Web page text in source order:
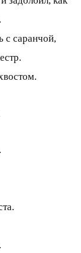
с саранчой,